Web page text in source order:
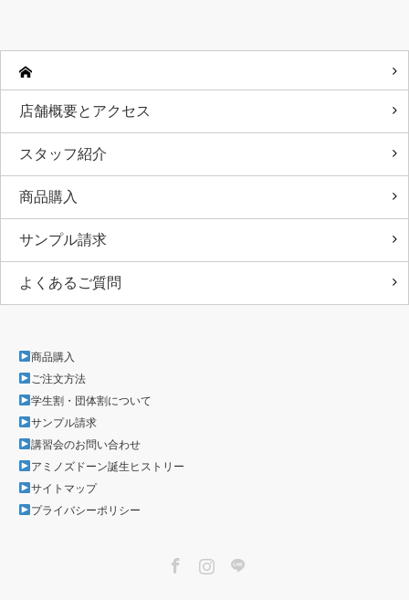
店舗概要とアクセス
スタッフ紹介
商品購入
サンプル請求
よくあるご質問
商品購入
ご注文方法
学生割・団体割について
サンプル請求
講習会のお問い合わせ
アミノズドーン誕生ヒストリー
サイトマップ
プライバシーポリシー